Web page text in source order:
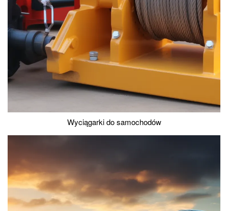
Wyciągarki do samochodów